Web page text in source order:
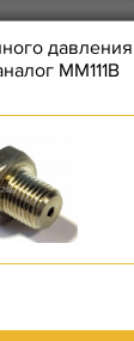
давления
ММ111В